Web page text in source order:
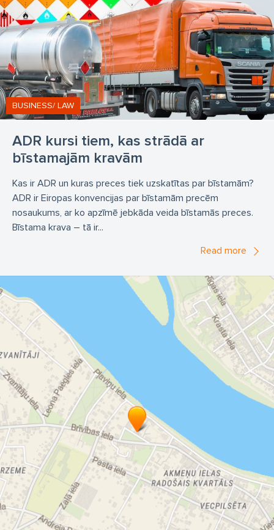
ADR kursi tiem, kas strādā ar
bīstamajām kravām
BUSINESS/ LAW
Kas ir ADR un kuras preces tiek uzskatītas par bīstamām?
ADR ir Eiropas konvencijas par bīstamām precēm
nosaukums, ar ko apzīmē jebkāda veida bīstamās preces.
Bīstama krava – tā ir...
Read more